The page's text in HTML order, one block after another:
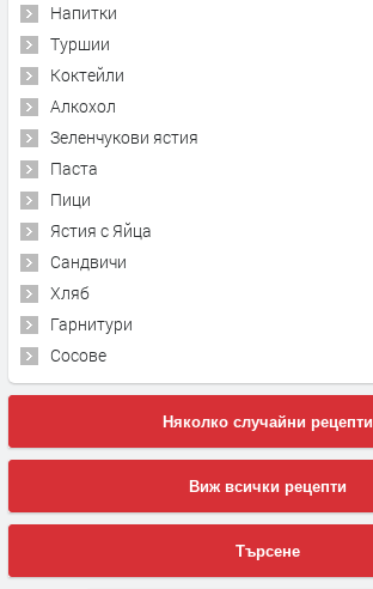
Напитки
Туршии
Коктейли
Алкохол
Зеленчукови ястия
Паста
Пици
Ястия с Яйца
Сандвичи
Хляб
Гарнитури
Сосове
Няколко случайни рецепти
Виж всички рецепти
Търсене